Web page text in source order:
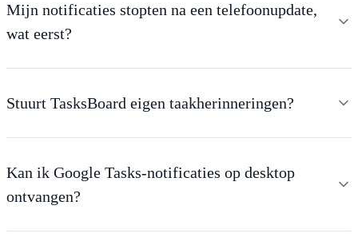
Mijn notificaties stopten na een telefoonupdate,
wat eerst?
Stuurt TasksBoard eigen taakherinneringen?
Kan ik Google Tasks-notificaties op desktop
ontvangen?